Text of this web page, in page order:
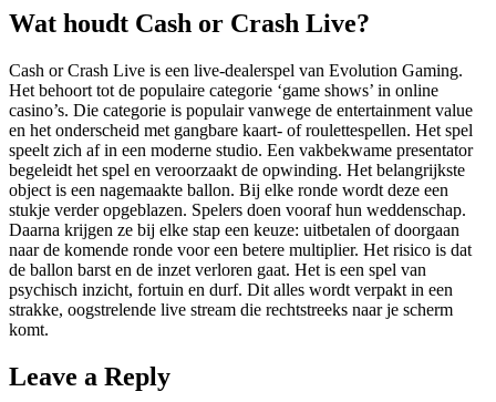
Wat houdt Cash or Crash Live?
Cash or Crash Live is een live-dealerspel van Evolution Gaming.
Het behoort tot de populaire categorie ‘game shows’ in online
casino’s. Die categorie is populair vanwege de entertainment value
en het onderscheid met gangbare kaart- of roulettespellen. Het spel
speelt zich af in een moderne studio. Een vakbekwame presentator
begeleidt het spel en veroorzaakt de opwinding. Het belangrijkste
object is een nagemaakte ballon. Bij elke ronde wordt deze een
stukje verder opgeblazen. Spelers doen vooraf hun weddenschap.
Daarna krijgen ze bij elke stap een keuze: uitbetalen of doorgaan
naar de komende ronde voor een betere multiplier. Het risico is dat
de ballon barst en de inzet verloren gaat. Het is een spel van
psychisch inzicht, fortuin en durf. Dit alles wordt verpakt in een
strakke, oogstrelende live stream die rechtstreeks naar je scherm
komt.
Leave a Reply